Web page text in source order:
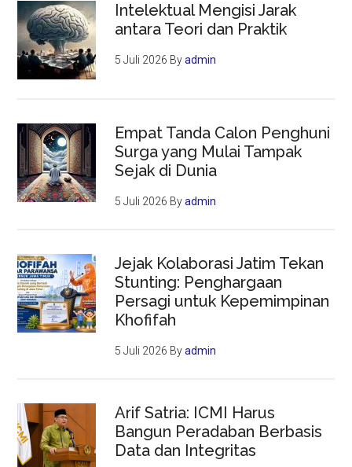
Intelektual Mengisi Jarak
antara Teori dan Praktik
5 Juli 2026 Byadmin
Empat Tanda Calon Penghuni
Surga yang Mulai Tampak
Sejak di Dunia
5 Juli 2026 Byadmin
Jejak Kolaborasi Jatim Tekan
Stunting: Penghargaan
Persagi untuk Kepemimpinan
Khofifah
5 Juli 2026 Byadmin
Arif Satria: ICMI Harus
Bangun Peradaban Berbasis
Data dan Integritas